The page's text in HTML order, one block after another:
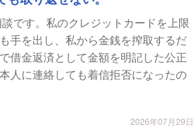
です。私のクレジットカードを上限
手を出し、私から金銭を搾取するだ
借金返済として金額を明記した公正
人に連絡しても着信拒否になったの
2026年07月29日